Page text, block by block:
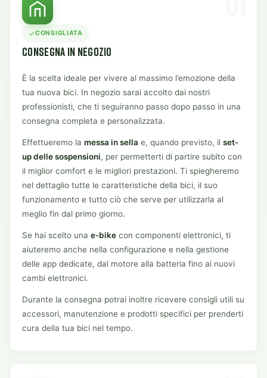
CONSIGLIATA
CONSEGNA IN NEGOZIO
È la scelta ideale per vivere al massimo l’emozione della
tua nuova bici. In negozio sarai accolto dai nostri
professionisti, che ti seguiranno passo dopo passo in una
consegna completa e personalizzata.
Effettueremo la messa in sella e, quando previsto, il set-
up delle sospensioni, per permetterti di partire subito con
il miglior comfort e le migliori prestazioni. Ti spiegheremo
nel dettaglio tutte le caratteristiche della bici, il suo
funzionamento e tutto ciò che serve per utilizzarla al
meglio fin dal primo giorno.
Se hai scelto una e-bike con componenti elettronici, ti
aiuteremo anche nella configurazione e nella gestione
delle app dedicate, dal motore alla batteria fino ai nuovi
cambi elettronici.
Durante la consegna potrai inoltre ricevere consigli utili su
accessori, manutenzione e prodotti specifici per prenderti
cura della tua bici nel tempo.